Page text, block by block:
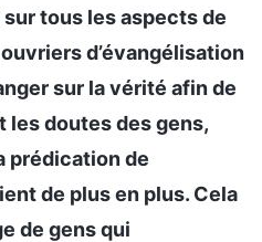
tous les aspects de
d’évangélisation
sur la vérité afin de
les doutes des gens,
prédication de
de plus en plus. Cela
de gens qui